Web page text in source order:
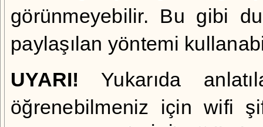
görünmeyebilir. Bu gibi
paylaşılan yöntemi
UYARI! Yukarıda
öğrenebilmeniz için wifi